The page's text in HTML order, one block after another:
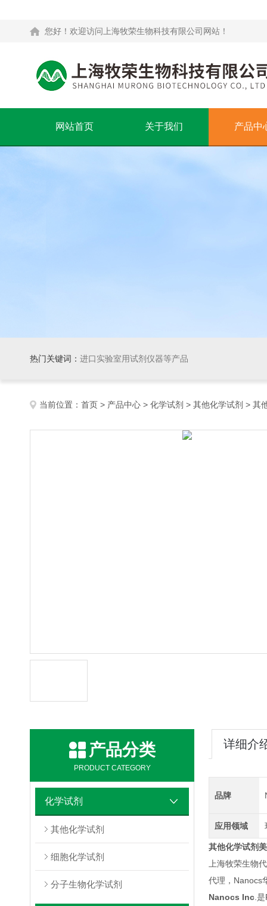
您好！欢迎访问上海牧荣生物科技有限公司网站！
网站首页 关于我们 产品中
热门关键词： 进口实验室用试剂仪器等产品
当前位置： 首页 > 产品中心 > 化学试剂 > 其他化学试剂 > 其
产品分类
PRODUCT CATEGORY
化学试剂
其他化学试剂
细胞化学试剂
分子生物化学试剂
详细介
品牌
应用领域
其他化学试剂
上海牧荣生物
代理，Nanocs
Nanocs Inc .